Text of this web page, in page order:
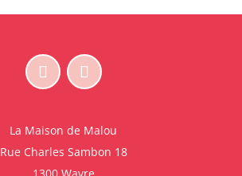
La Maison de Malou
Rue Charles Sambon 18